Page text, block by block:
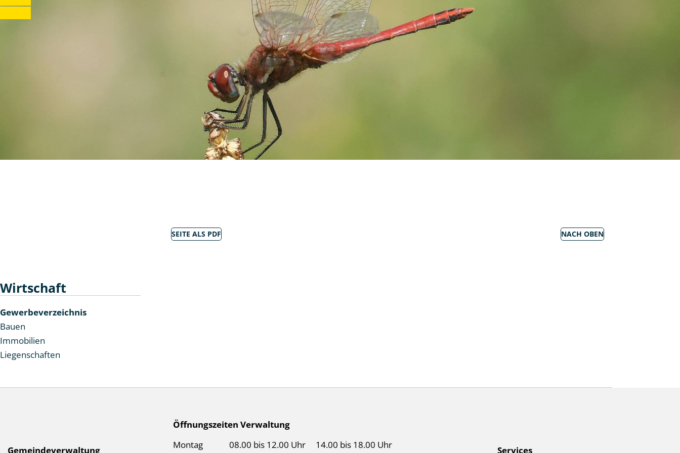
Wirtschaft
Gewerbeverzeichnis
Bauen
Immobilien
Liegenschaften
SEITE ALS PDF NACH OBEN
Gemeindeverwaltung
Öffnungszeiten Verwaltung
Montag 08.00 bis 12.00 Uhr
14.00 bis 18.00 Uhr
Services